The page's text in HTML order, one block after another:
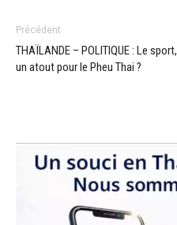
Précédent
THAÏLANDE – POLITIQUE : Le sport,
un atout pour le Pheu Thai ?